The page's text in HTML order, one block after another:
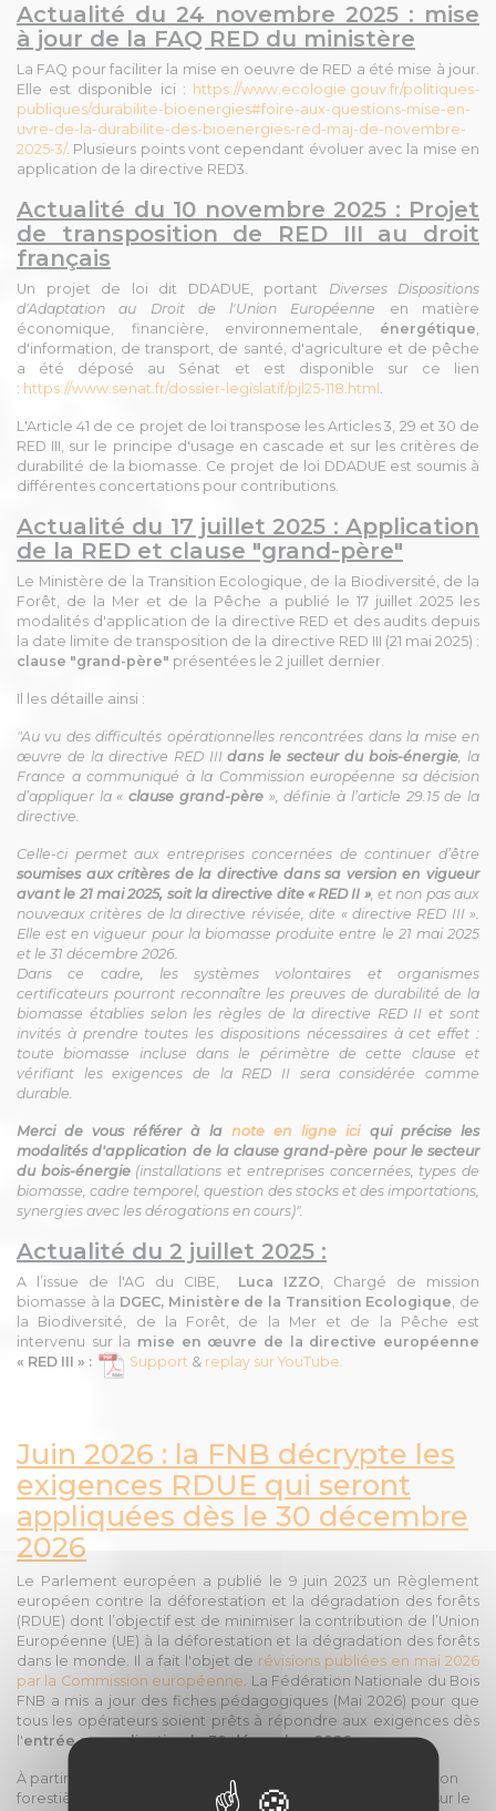
Actualité du 24 novembre 2025 : mise
à jour de la FAQ RED du ministère
La FAQ pour faciliter la mise en oeuvre de RED a été mise à jour.
Elle est disponible ici : https://www.ecologie.gouv.fr/politiques-
publiques/durabilite-bioenergies#foire-aux-questions-mise-en-
uvre-de-la-durabilite-des-bioenergies-red-maj-de-novembre-
2025-3/. P lusieurs points vont cependant évoluer avec la mise en
application de la directive RED3.
Actualité du 10 novembre 2025 : Projet
de transposition de RED III au droit
français
Un projet de loi dit DDADUE, portant Diverses Dispositions
d'Adaptation au Droit de l'Union Européenne en matière
économique, financière, environnementale, énergétique,
d'information, de transport, de santé, d'agriculture et de pêche
a été déposé au Sénat et est disponible sur ce lien
: https://www.senat.fr/dossier-legislatif/pjl25-118.html .
L'Article 41 de ce projet de loi transpose les Articles 3, 29 et 30 de
RED III, sur le principe d'usage en cascade et sur les critères de
durabilité de la biomasse. Ce projet de loi DDADUE est soumis à
différentes concertations pour contributions.
Actualité du 17 juillet 2025 : Application
de la RED et clause "grand-père"
Le Ministère de la Transition Ecologique, de la Biodiversité, de la
Forêt, de la Mer et de la Pêche a publié le 17 juillet 2025 les
modalités d'application de la directive RED et des audits depuis
la date limite de transposition de la directive RED III (21 mai 2025) :
clause "grand-père" présentées le 2 juillet dernier.
Il les détaille ainsi :
"Au vu des difficultés opérationnelles rencontrées dans la mise en
œuvre de la directive RED IIIdans le secteur du bois-énergie, la
France a communiqué à la Commission européenne sa décision
d’appliquer la «clause grand-père», définie à l’article 29.15 de la
directive.
Celle-ci permet aux entreprises concernées de continuer d’être
soumises aux critères de la directive dans sa version en vigueur
avant le 21 mai 2025, soit la directive dite « RED II », et non pas aux
nouveaux critères de la directive révisée, dite « directive RED III ».
Elle est en vigueur pour la biomasse produite entre le 21 mai 2025
et le 31 décembre 2026.
Dans ce cadre, les systèmes volontaires et organismes
certificateurs pourront reconnaître les preuves de durabilité de la
biomasse établies selon les règles de la directive RED II et sont
invités à prendre toutes les dispositions nécessaires à cet effet :
toute biomasse incluse dans le périmètre de cette clause et
vérifiant les exigences de la RED II sera considérée comme
durable.
Merci de vous référer à la note en ligne ici qui précise les
modalités d'application de la clause grand-père pour le secteur
du bois-énergie (installations et entreprises concernées, types de
biomasse, cadre temporel, question des stocks et des importations,
synergies avec les dérogations en cours)".
Actualité du 2 juillet 2025 :
A l’issue de l'AG du CIBE, Luca IZZO, Chargé de mission
biomasse à la DGEC, Ministère de la Transition Ecologique, de
la Biodiversité, de la Forêt, de la Mer et de la Pêche est
intervenu sur la mise en œuvre de la directive européenne
« RED III » :
Support & replay sur YouTube.
Juin 2026 : la FNB décrypte les
exigences RDUE qui seront
appliquées dès le 30 décembre
2026
Le Parlement européen a publié le 9 juin 2023 un Règlement
européen contre la déforestation et la dégradation des forêts
(RDUE) dont l’objectif est de minimiser la contribution de l’Union
Européenne (UE) à la déforestation et la dégradation des forêts
dans le monde. Il a fait l'objet de révisions publiées en mai 2026
par la Commission européenne. La Fédération Nationale du Bois
FNB a mis a jour des fiches pédagogiques (Mai 2026) pour que
tous les opérateurs soient prêts à répondre aux exigences dès
l'entrée en application le 30 décembre 2026.
À partir du 30 décembre 2026, tous les produits d’exploitation
forestière ne pourront plus être mis en vente ou importés sur le